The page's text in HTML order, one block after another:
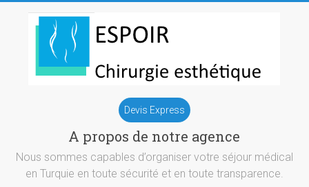
esthetique
Turquie
Devis Express
A propos de notre agence
Nous sommes capables d’organiser votre séjour médical
en Turquie en toute sécurité et en toute transparence.